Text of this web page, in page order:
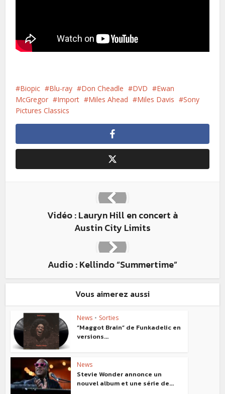
Biopic Blu-ray Don Cheadle DVD
Ewan
McGregor
Import Miles Ahead Miles Davis
Sony
Pictures Classics
Vidéo : Lauryn Hill en concert à
Austin City Limits
Audio : Kellindo “Summertime”
Vous aimerez aussi
News • Sorties
“Maggot Brain” de Funkadelic en
versions...
News
Stevie Wonder annonce un
nouvel album et une série de...